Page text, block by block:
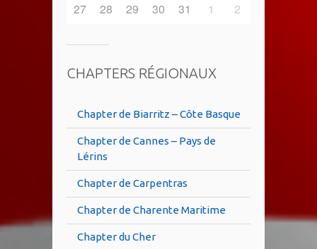
27
28 29 30 31 1 2
CHAPTERS RÉGIONAUX
Chapter de Biarritz – Côte Basque
Chapter de Cannes – Pays de
Lérins
Chapter de Carpentras
Chapter de Charente Maritime
Chapter du Cher